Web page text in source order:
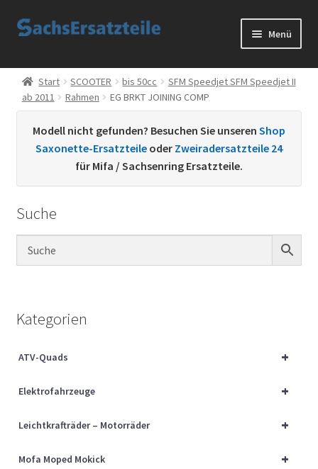
Zur
Zum
Menü
Start
AGB
Datenschutzerklärung
Kontakt
Sachs Ersatzteile
Über uns
Start SCOOTER bis 50cc
SFM Speedjet SFM Speedjet II
ab 2011
Rahmen EG BRKT JOINING COMP
Modell nicht gefunden? Besuchen Sie unseren Shop
Saxonette-Ersatzteile oder Zweiradersatzteile 24
für Mifa / Sachsenring Ersatzteile.
Suche
Kategorien
+
ATV-Quads
+
Elektrofahrzeuge
+
Leichtkrafträder – Motorräder
+
Mofa Moped Mokick